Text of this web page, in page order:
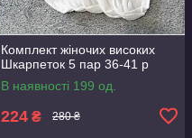
Комплект жіночих високих
Шкарпеток 5 пар 36-41 р
В наявності 199 од.
224 ₴ 280 ₴